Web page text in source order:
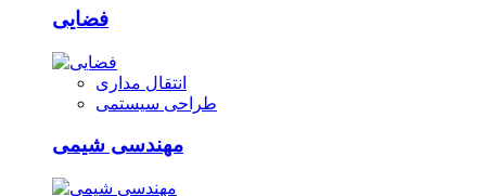
فضایی
انتقال مداری
طراحی سیستمی
مهندسی شیمی